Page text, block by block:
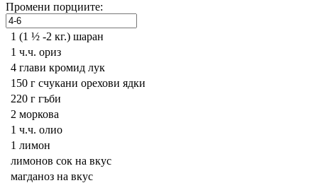
Промени порциите:
1 (1 ½ -2 кг.) шаран
1 ч.ч. ориз
4 глави кромид лук
150 г счукани орехови ядки
220 г гъби
2 моркова
1 ч.ч. олио
1 лимон
лимонов сок на вкус
магданоз на вкус